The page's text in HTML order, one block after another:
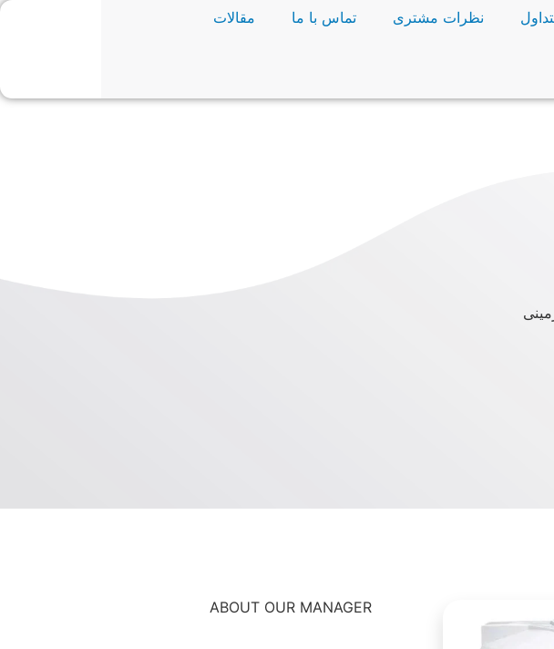
نظرات مشتری تماس با ما مقالات
ABOUT OUR MANAGER